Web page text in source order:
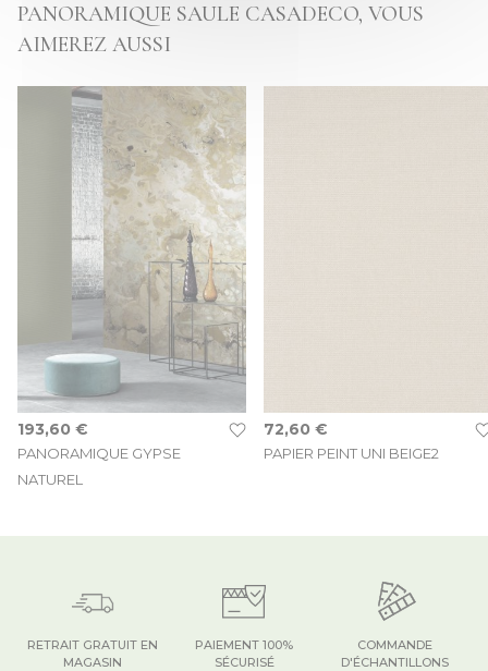
PANORAMIQUE SAULE CASADECO, VOUS
AIMEREZ AUSSI
PANORAMIQUE GYPSE
NATUREL
193,60 €
PAPIER PEINT UNI BEIGE2
72,60 €
COMMANDE
D'ÉCHANTILLONS
PAIEMENT 100%
SÉCURISÉ
RETRAIT GRATUIT EN
MAGASIN